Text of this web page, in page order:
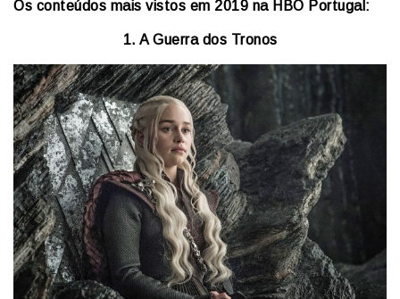
Os conteúdos mais vistos em 2019 na HBO Portugal:
1. A Guerra dos Tronos